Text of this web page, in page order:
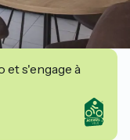
et s'engage à